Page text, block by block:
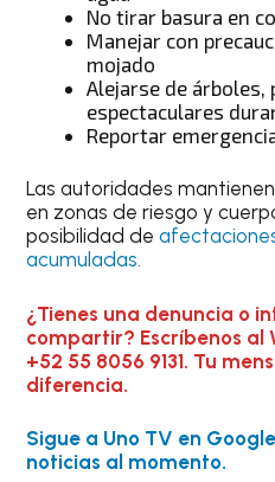
No tirar basura en
Manejar con
mojado
Alejarse de árboles,
espectaculares
Reportar
Las autoridades
en zonas de riesgo y
posibilidad de
acumuladas.
¿Tienes una denuncia o
compartir? Escríbenos al
+52 55 8056 9131. Tu
diferencia.
Sigue a Uno TV en
noticias al momento.